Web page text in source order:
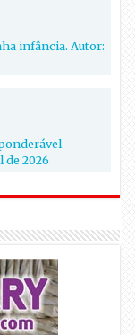
infância. Autor:
de 2026